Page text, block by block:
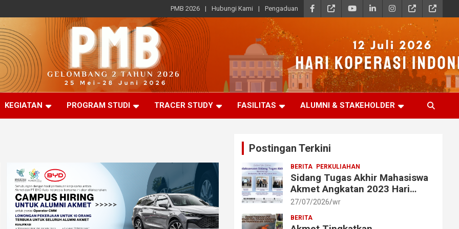
PMB 2026 Hubungi Kami Pengaduan
KEGIATAN PROGRAM STUDI TRACER STUDY FASILITAS ALUMNI & STAKEHOLDER
Postingan Terkini
BERITA PERKULIAHAN
Sidang Tugas Akhir Mahasiswa
Akmet Angkatan 2023 Hari
Ketiga Berlangsung Lancar
27/07/2026 wr
BERITA